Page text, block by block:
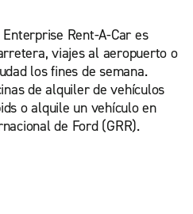
Rent-A-Car es
viajes al aeropuerto o
los fines de semana.
de alquiler de vehículos
o alquile un vehículo en
de Ford (GRR).